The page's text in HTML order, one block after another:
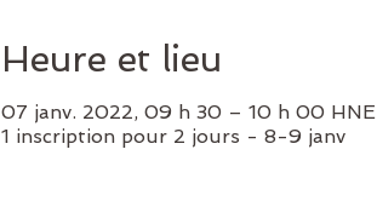
Heure et lieu
07 janv. 2022, 09 h 30 – 10 h 00 HNE
1 inscription pour 2 jours - 8-9 janv